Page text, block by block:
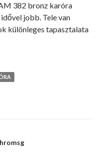
382 bronz karóra
jobb. Tele van
különleges tapasztalata